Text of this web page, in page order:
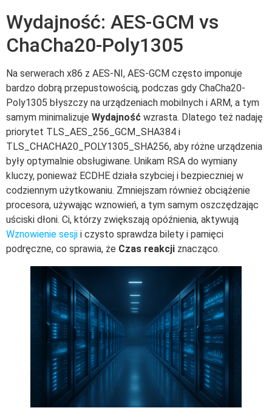
Wydajność: AES-GCM vs
ChaCha20-Poly1305
Na serwerach x86 z AES-NI, AES-GCM często imponuje
bardzo dobrą przepustowością, podczas gdy ChaCha20-
Poly1305 błyszczy na urządzeniach mobilnych i ARM, a tym
samym minimalizuje Wydajność wzrasta. Dlatego też nadaję
priorytet TLS_AES_256_GCM_SHA384 i
TLS_CHACHA20_POLY1305_SHA256, aby różne urządzenia
były optymalnie obsługiwane. Unikam RSA do wymiany
kluczy, ponieważ ECDHE działa szybciej i bezpieczniej w
codziennym użytkowaniu. Zmniejszam również obciążenie
procesora, używając wznowień, a tym samym oszczędzając
uściski dłoni. Ci, którzy zwiększają opóźnienia, aktywują
Wznowienie sesji i czysto sprawdza bilety i pamięci
podręczne, co sprawia, że Czas reakcji znacząco.